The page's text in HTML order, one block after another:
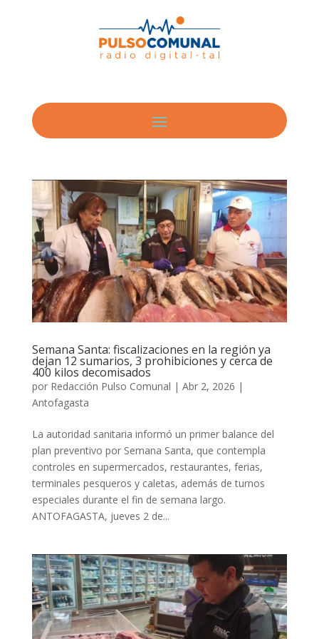
Semana Santa: fiscalizaciones en la región ya
dejan 12 sumarios, 3 prohibiciones y cerca de
400 kilos decomisados
por Redacción Pulso Comunal | Abr 2, 2026 |
Antofagasta
La autoridad sanitaria informó un primer balance del
plan preventivo por Semana Santa, que contempla
controles en supermercados, restaurantes, ferias,
terminales pesqueros y caletas, además de turnos
especiales durante el fin de semana largo.
ANTOFAGASTA, jueves 2 de...